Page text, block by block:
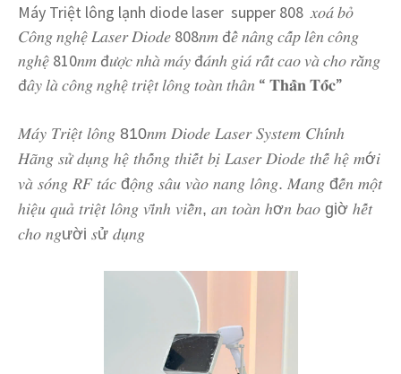
Máy Triệt lông lạnh diode laser supper 808 𝑥𝑜𝑎́ 𝑏𝑜̉
𝐶𝑜̂𝑛𝑔 𝑛𝑔ℎ𝑒̣̂ 𝐿𝑎𝑠𝑒𝑟 𝐷𝑖𝑜𝑑𝑒 808𝑛𝑚 đ𝑒̂̉ 𝑛𝑎̂𝑛𝑔 𝑐𝑎̂́𝑝 𝑙𝑒̂𝑛 𝑐𝑜̂𝑛𝑔
𝑛𝑔ℎ𝑒̣̂ 810𝑛𝑚 đ𝑢̛𝑜̛̣𝑐 𝑛ℎ𝑎̀ 𝑚𝑎́𝑦 đ𝑎́𝑛ℎ 𝑔𝑖𝑎́ 𝑟𝑎̂́𝑡 𝑐𝑎𝑜 𝑣𝑎̀ 𝑐ℎ𝑜 𝑟𝑎̆̀𝑛𝑔
đ𝑎̂𝑦 𝑙𝑎̀ 𝑐𝑜̂𝑛𝑔 𝑛𝑔ℎ𝑒̣̂ 𝑡𝑟𝑖𝑒̣̂𝑡 𝑙𝑜̂𝑛𝑔 𝑡𝑜𝑎̀𝑛 𝑡ℎ𝑎̂𝑛 “ 𝐓𝐡𝐚̂̀𝐧 𝐓𝐨̂́𝐜”
𝑀𝑎́𝑦 𝑇𝑟𝑖𝑒̣̂𝑡 𝑙𝑜̂𝑛𝑔 810𝑛𝑚 𝐷𝑖𝑜𝑑𝑒 𝐿𝑎𝑠𝑒𝑟 𝑆𝑦𝑠𝑡𝑒𝑚 𝐶ℎ𝑖́𝑛ℎ
𝐻𝑎̃𝑛𝑔 𝑠𝑢̛̉ 𝑑𝑢̣𝑛𝑔 ℎ𝑒̣̂ 𝑡ℎ𝑜̂́𝑛𝑔 𝑡ℎ𝑖𝑒̂́𝑡 𝑏𝑖̣ 𝐿𝑎𝑠𝑒𝑟 𝐷𝑖𝑜𝑑𝑒 𝑡ℎ𝑒̂́ ℎ𝑒̣̂ 𝑚ớ𝑖
𝑣𝑎̀ 𝑠𝑜́𝑛𝑔 𝑅𝐹 𝑡𝑎́𝑐 đ𝑜̣̂𝑛𝑔 𝑠𝑎̂𝑢 𝑣𝑎̀𝑜 𝑛𝑎𝑛𝑔 𝑙𝑜̂𝑛𝑔. 𝑀𝑎𝑛𝑔 đ𝑒̂́𝑛 𝑚𝑜̣̂𝑡
ℎ𝑖𝑒̣̂𝑢 𝑞𝑢𝑎̉ 𝑡𝑟𝑖𝑒̣̂𝑡 𝑙𝑜̂𝑛𝑔 𝑣𝑖̃𝑛ℎ 𝑣𝑖𝑒̂̃𝑛, 𝑎𝑛 𝑡𝑜𝑎̀𝑛 ℎơ𝑛 𝑏𝑎𝑜 giờ ℎ𝑒̂́𝑡
𝑐ℎ𝑜 𝑛𝑔ười 𝑠ử 𝑑𝑢̣𝑛𝑔